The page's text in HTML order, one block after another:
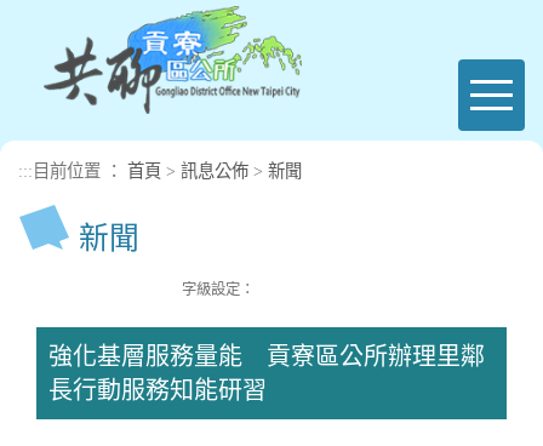
Toggle
::: 目前位置 ： 首頁 > 訊息公佈 > 新聞
新聞
字級設定：
強化基層服務量能 貢寮區公所辦理里鄰
長行動服務知能研習